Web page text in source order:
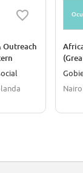
Outreach